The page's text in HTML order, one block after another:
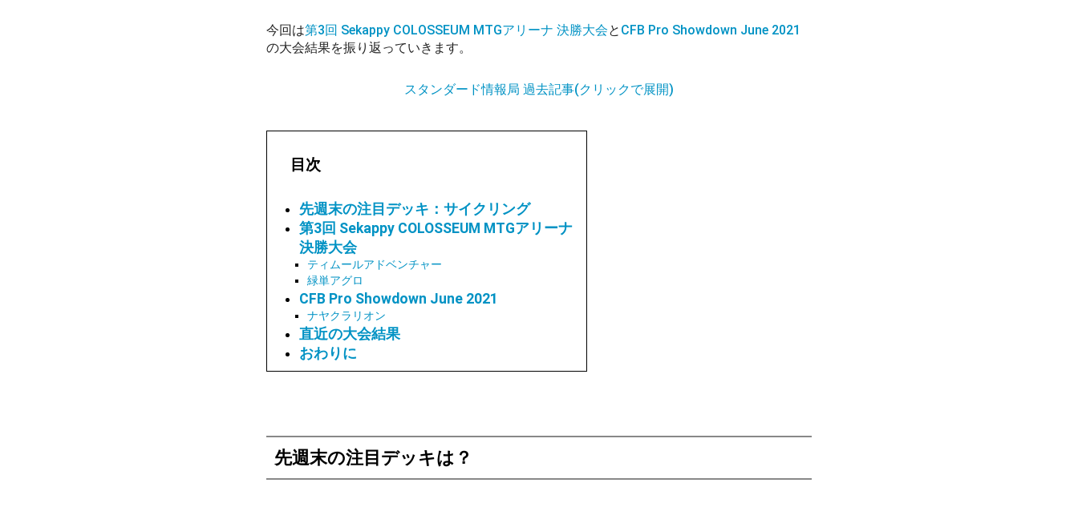
今回は第3回 Sekappy COLOSSEUM MTGアリーナ 決勝大会と CFB Pro Showdown June 2021
の大会結果を振り返っていきます。
スタンダード情報局 過去記事(クリックで展開)
目次
先週末の注目デッキ：サイクリング
第3回 Sekappy COLOSSEUM MTGアリーナ
決勝大会
ティムールアドベンチャー
緑単アグロ
CFB Pro Showdown June 2021
ナヤクラリオン
直近の大会結果
おわりに
先週末の注目デッキは？